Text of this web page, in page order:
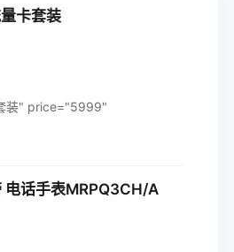
卡套装
装" price="5999"
话手表MRPQ3CH/A